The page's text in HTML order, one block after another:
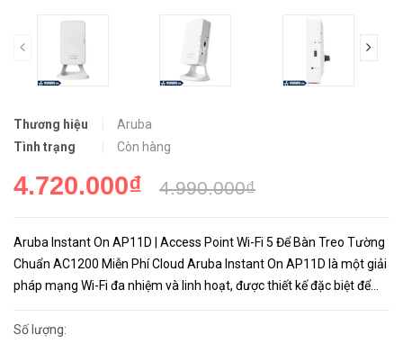
prev
Thương hiệu
Aruba
Tình trạng
Còn hàng
4.720.000₫ 4.990.000₫
Aruba Instant On AP11D | Access Point Wi-Fi 5 Để Bàn Treo Tường
Chuẩn AC1200 Miễn Phí Cloud Aruba Instant On AP11D là một giải
pháp mạng Wi-Fi đa nhiệm và linh hoạt, được thiết kế đặc biệt để
Số lượng: